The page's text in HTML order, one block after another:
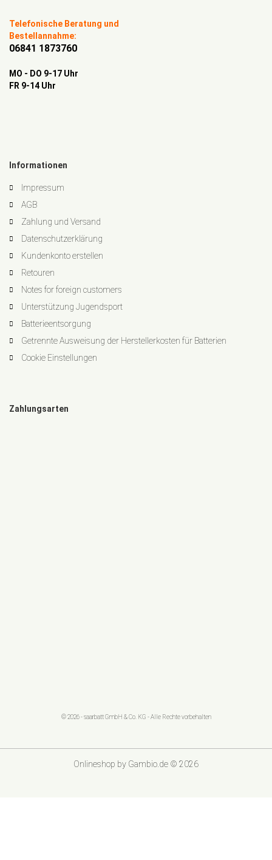
Telefonische Beratung und
Bestellannahme:
06841 1873760
MO - DO 9-17 Uhr
FR 9-14 Uhr
Informationen
Impressum
AGB
Zahlung und Versand
Datenschutzerklärung
Kundenkonto erstellen
Retouren
Notes for foreign customers
Unterstützung Jugendsport
Batterieentsorgung
Getrennte Ausweisung der Herstellerkosten für Batterien
Cookie Einstellungen
Zahlungsarten
© 2026 - saarbatt GmbH & Co. KG - Alle Rechte vorbehalten
Onlineshop by Gambio.de © 2026